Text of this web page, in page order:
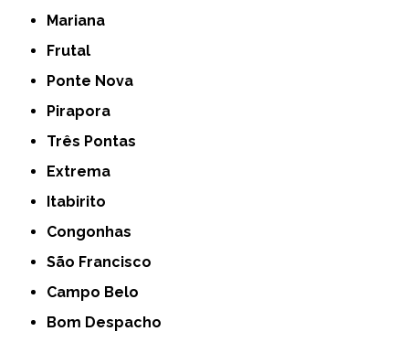
Mariana
Frutal
Ponte Nova
Pirapora
Três Pontas
Extrema
Itabirito
Congonhas
São Francisco
Campo Belo
Bom Despacho